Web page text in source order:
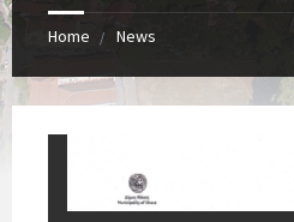
Home News